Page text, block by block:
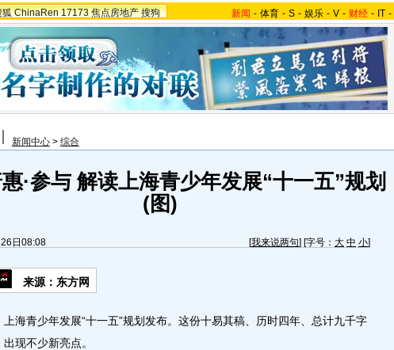
狐 ChinaRen 17173 焦点房地产 搜狗 新闻 - 体育 - S - 娱乐 - V - 财经 - IT -
新闻中心 > 综合
·参与 解读上海青少年发展“十一五”规划
(图)
日08:08 [我来说两句] [字号： 大 中 小]
来源：东方网
青少年发展“十一五”规划发布。这份十易其稿、历时四年、总计九千字
现不少新亮点。